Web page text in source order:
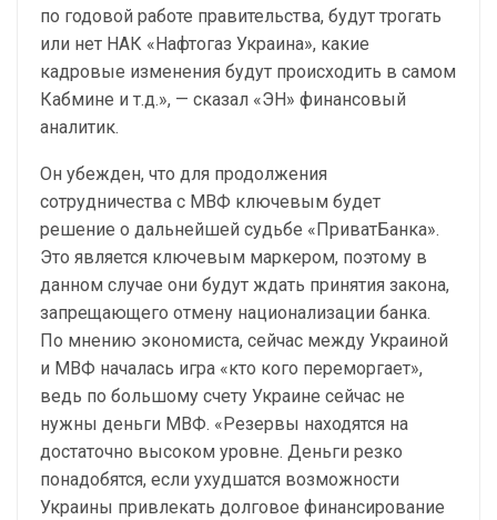
по годовой работе правительства, будут трогать
или нет НАК «Нафтогаз Украина», какие
кадровые изменения будут происходить в самом
Кабмине и т.д.», — сказал «ЭН» финансовый
аналитик.
Он убежден, что для продолжения
сотрудничества с МВФ ключевым будет
решение о дальнейшей судьбе «ПриватБанка».
Это является ключевым маркером, поэтому в
данном случае они будут ждать принятия закона,
запрещающего отмену национализации банка.
По мнению экономиста, сейчас между Украиной
и МВФ началась игра «кто кого переморгает»,
ведь по большому счету Украине сейчас не
нужны деньги МВФ. «Резервы находятся на
достаточно высоком уровне. Деньги резко
понадобятся, если ухудшатся возможности
Украины привлекать долговое финансирование